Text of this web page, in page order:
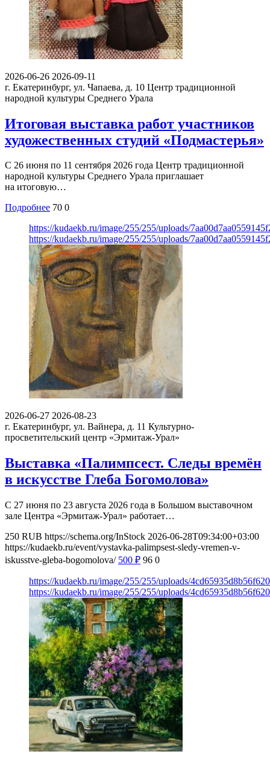
2026-06-26 2026-09-11
г. Екатеринбург, ул. Чапаева, д. 10 Центр традиционной
народной культуры Среднего Урала
Итоговая выставка работ участников
художественных студий «Подмастерья»
С 26 июня по 11 сентября 2026 года Центр традиционной
народной культуры Среднего Урала приглашает
на итоговую…
Подробнее 70 0
https://kudaekb.ru/image/255/255/uploads/
https://kudaekb.ru/image/255/255/uploads/
2026-06-27 2026-08-23
г. Екатеринбург, ул. Вайнера, д. 11 Культурно-
просветительский центр «Эрмитаж-Урал»
Выставка «Палимпсест. Следы времён
в искусстве Глеба Богомолова»
С 27 июня по 23 августа 2026 года в Большом выставочном
зале Центра «Эрмитаж-Урал» работает…
250 RUB https://schema.org/InStock 2026-06-28T09:34:00+03:00
https://kudaekb.ru/event/vystavka-palimpsest-sledy-vremen-v-
iskusstve-gleba-bogomolova/ 500 ₽ 96 0
https://kudaekb.ru/image/255/255/uploads/
https://kudaekb.ru/image/255/255/uploads/